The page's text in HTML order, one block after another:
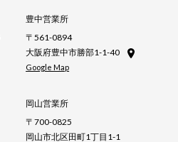
豊中営業所
〒561-0894
大阪府豊中市勝部1-1-40
Google Map
岡山営業所
〒700-0825
岡山市北区田町1丁目1-1